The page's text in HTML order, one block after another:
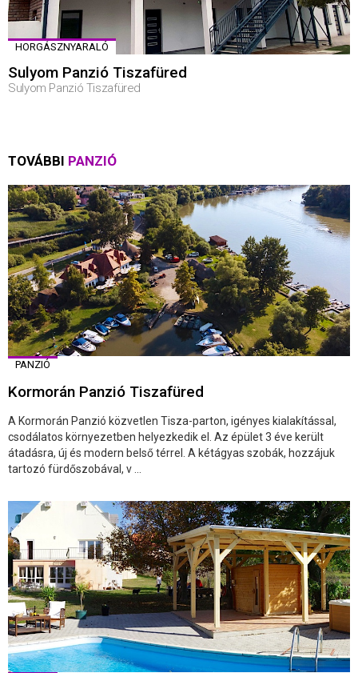
HORGÁSZNYARALÓ
Sulyom Panzió Tiszafüred
Sulyom Panzió Tiszafüred
TOVÁBBI PANZIÓ
PANZIÓ
Kormorán Panzió Tiszafüred
A Kormorán Panzió közvetlen Tisza-parton, igényes kialakítással,
csodálatos környezetben helyezkedik el. Az épület 3 éve került
átadásra, új és modern belső térrel. A kétágyas szobák, hozzájuk
tartozó fürdőszobával, v ...